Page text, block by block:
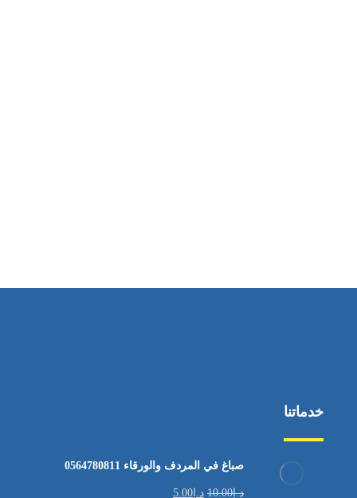
خدماتنا
صباغ في المردف والورقاء 0564780811
د.إ10.00 د.إ 5.00